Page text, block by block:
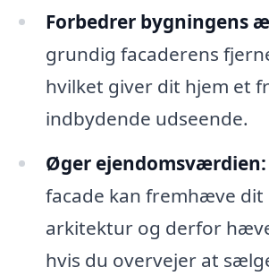
Forbedrer bygningens
grundig facaderens
hvilket giver dit hjem et
indbydende udseende.
Øger ejendomsværdien:
facade kan fremhæve dit
arkitektur og derfor
hvis du overvejer at